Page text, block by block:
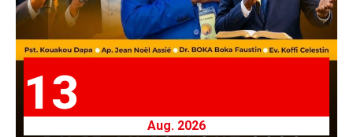
13
Aug. 2026